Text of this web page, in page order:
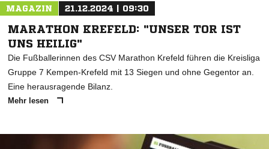
MAGAZIN 21.12.2024 | 09:30
MARATHON KREFELD: "UNSER TOR IST
UNS HEILIG"
Die Fußballerinnen des CSV Marathon Krefeld führen die Kreisliga
Gruppe 7 Kempen-Krefeld mit 13 Siegen und ohne Gegentor an.
Eine herausragende Bilanz.
Mehr lesen